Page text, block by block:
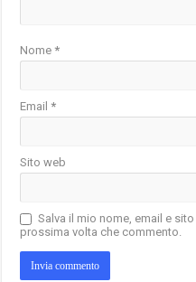
Nome*
Email*
Sito web
Salva il mio nome, email e
prossima volta che commento.